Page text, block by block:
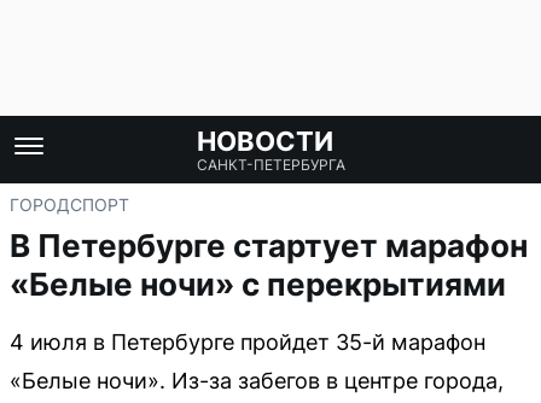
НОВОСТИ
САНКТ-ПЕТЕРБУРГА
ГОРОДСПОРТ
В Петербурге стартует марафон
«Белые ночи» с перекрытиями
4 июля в Петербурге пройдет 35-й марафон
«Белые ночи». Из-за забегов в центре города,